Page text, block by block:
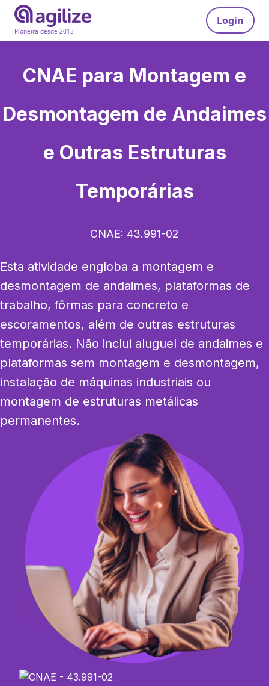
Pioneira desde 2013
Login
CNAE para Montagem e
Desmontagem de Andaimes
e Outras Estruturas
Temporárias
CNAE: 43.991-02
Esta atividade engloba a montagem e
desmontagem de andaimes, plataformas de
trabalho, fôrmas para concreto e
escoramentos, além de outras estruturas
temporárias. Não inclui aluguel de andaimes e
plataformas sem montagem e desmontagem,
instalação de máquinas industriais ou
montagem de estruturas metálicas
permanentes.